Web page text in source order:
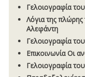
Γελοιογραφία
Λόγια της
Αλεφάντη
Γελοιογραφία
Επικοινωνία Οι
Γελοιογραφία